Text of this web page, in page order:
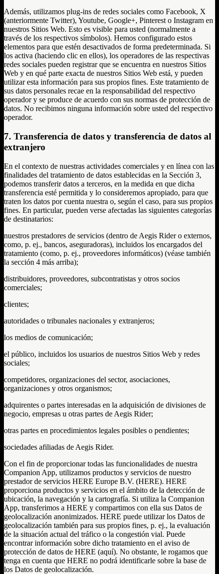
Además, utilizamos plug-ins de redes sociales como Facebook, X
(anteriormente Twitter), Youtube, Google+, Pinterest o Instagram en
nuestros Sitios Web. Esto es visible para usted (normalmente a
través de los respectivos símbolos). Hemos configurado estos
elementos para que estén desactivados de forma predeterminada. Si
los activa (haciendo clic en ellos), los operadores de las respectivas
redes sociales pueden registrar que se encuentra en nuestros Sitios
Web y en qué parte exacta de nuestros Sitios Web está, y pueden
utilizar esta información para sus propios fines. Este tratamiento de
sus datos personales recae en la responsabilidad del respectivo
operador y se produce de acuerdo con sus normas de protección de
datos. No recibimos ninguna información sobre usted del respectivo
operador.
7. Transferencia de datos y transferencia de datos al
extranjero
En el contexto de nuestras actividades comerciales y en línea con las
finalidades del tratamiento de datos establecidas en la Sección 3,
podemos transferir datos a terceros, en la medida en que dicha
transferencia esté permitida y lo consideremos apropiado, para que
traten los datos por cuenta nuestra o, según el caso, para sus propios
fines. En particular, pueden verse afectadas las siguientes categorías
de destinatarios:
nuestros prestadores de servicios (dentro de Aegis Rider o externos,
como, p. ej., bancos, aseguradoras), incluidos los encargados del
tratamiento (como, p. ej., proveedores informáticos) (véase también
la sección 4 más arriba);
distribuidores, proveedores, subcontratistas y otros socios
comerciales;
clientes;
autoridades o tribunales nacionales y extranjeros;
los medios de comunicación;
el público, incluidos los usuarios de nuestros Sitios Web y redes
sociales;
competidores, organizaciones del sector, asociaciones,
organizaciones y otros organismos;
adquirentes o partes interesadas en la adquisición de divisiones de
negocio, empresas u otras partes de Aegis Rider;
otras partes en procedimientos legales posibles o pendientes;
sociedades afiliadas de Aegis Rider.
Con el fin de proporcionar todas las funcionalidades de nuestra
Companion App, utilizamos productos y servicios de nuestro
prestador de servicios HERE Europe B.V. (HERE). HERE
proporciona productos y servicios en el ámbito de la detección de
ubicación, la navegación y la cartografía. Si utiliza la Companion
App, transferimos a HERE y compartimos con ella sus Datos de
geolocalización anonimizados. HERE puede utilizar los Datos de
geolocalización también para sus propios fines, p. ej., la evaluación
de la situación actual del tráfico o la congestión vial. Puede
encontrar información sobre dicho tratamiento en el aviso de
protección de datos de HERE (aquí). No obstante, le rogamos que
tenga en cuenta que HERE no podrá identificarle sobre la base de
los Datos de geolocalización.